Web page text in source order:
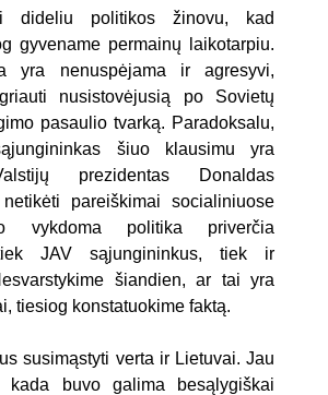
dideliu politikos žinovu, kad
gyvename permainų laikotarpiu.
yra nenuspėjama ir agresyvi,
nusistovėjusią po Sovietų
pasaulio tvarką. Paradoksalu,
šiuo klausimu yra
prezidentas Donaldas
pareiškimai socialiniuose
vykdoma politika priverčia
JAV sąjungininkus, tiek ir
šiandien, ar tai yra
tiesiog konstatuokime faktą.
susimąstyti verta ir Lietuvai. Jau
kada buvo galima besąlygiškai